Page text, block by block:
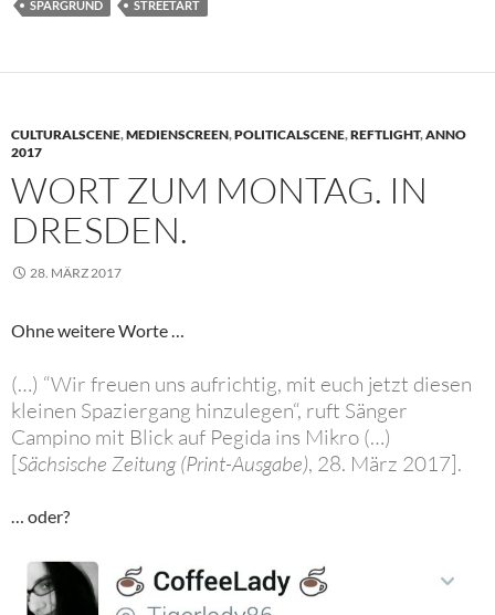
SPARGRUND STREETART
CULTURALSCENE,MEDIENSCREEN,POLITICALSCENE,REFTLIGHT,ANNO
2017
WORT ZUM MONTAG. IN
DRESDEN.
28. MÄRZ 2017
Ohne weitere Worte …
(…) “Wir freuen uns aufrichtig, mit euch jetzt diesen
kleinen Spaziergang hinzulegen“, ruft Sänger
Campino mit Blick auf Pegida ins Mikro (…)
[Sächsische Zeitung (Print-Ausgabe), 28. März 2017].
… oder?